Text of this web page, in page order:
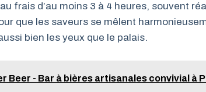
frais d’au moins 3 à 4 heures, souvent
que les saveurs se mêlent
bien les yeux que le palais.
Beer - Bar à bières artisanales convivial à